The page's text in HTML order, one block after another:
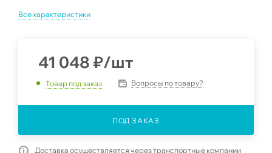
Все характеристики
41 048 ₽/шт
Товар под заказ Вопросы по товару?
ПОД ЗАКАЗ
Доставка осуществляется через транспортные компании